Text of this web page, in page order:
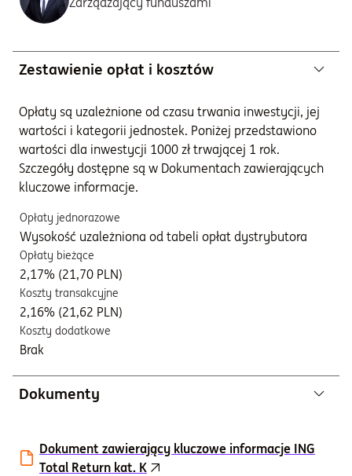
Zestawienie opłat i kosztów
Opłaty są uzależnione od czasu trwania inwestycji, jej
wartości i kategorii jednostek. Poniżej przedstawiono
wartości dla inwestycji 1000 zł trwającej 1 rok.
Szczegóły dostępne są w Dokumentach zawierających
kluczowe informacje.
Opłaty jednorazowe
Wysokość uzależniona od tabeli opłat dystrybutora
Opłaty bieżące
2,17% (21,70 PLN)
Koszty transakcyjne
2,16% (21,62 PLN)
Koszty dodatkowe
Brak
Dokumenty
Dokument zawierający kluczowe informacje ING
Total Return kat. K